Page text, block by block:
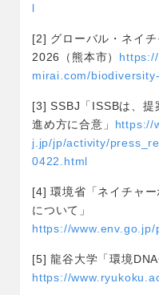
l
[2] グローバル・ネイ
2026（熊本市）
mirai.com/
[3] SSBJ「ISSBは、提
進め方に合意」 https://
j.jp/jp/activity/
0422.html
[4] 環境省「ネイチャ
について」
https://
[5] 龍谷大学「環境
https://